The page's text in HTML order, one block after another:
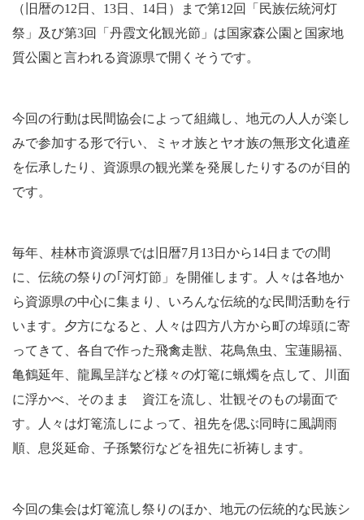
（旧暦の12 日、 13日、 14日）まで第12回「民族伝統河灯
祭」及び第3回「丹霞文化観光節」は国家森公園と国家地
質公園と言われる資源県で開くそうです。
今回の行動は民間協会によって組織し、地元の人人が楽し
みで参加する形で行い、ミャオ族とヤオ族の無形文化遺産
を伝承したり、資源県の観光業を発展したりするのが目的
です。
毎年、桂林市資源県では旧暦7月 13日から14日までの間
に、伝統の祭りの｢ 河灯節」を開催します。人々は各地か
ら資源県の中心に集まり、いろんな伝統的な民間活動を行
います。夕方になると、人々は四方八方から町の埠頭に寄
ってきて、各自で作った飛禽走獣、花鳥魚虫、宝蓮賜福、
亀鶴延年、龍鳳呈詳など様々の灯篭に蝋燭を点して、川面
に浮かべ、そのまま 資江を流し、壮観そのもの場面で
す。人々は灯篭流しによって、祖先を偲ぶ同時に風調雨
順、息災延命、子孫繁衍などを祖先に祈祷します。
今回の集会は灯篭流し祭りのほか、地元の伝統的な民族シ